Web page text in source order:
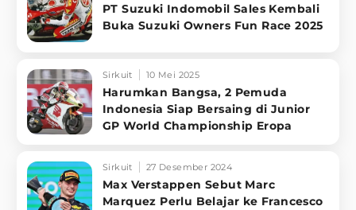
PT Suzuki Indomobil Sales Kembali
Buka Suzuki Owners Fun Race 2025
Sirkuit 10 Mei 2025
Harumkan Bangsa, 2 Pemuda
Indonesia Siap Bersaing di Junior
GP World Championship Eropa
Sirkuit 27 Desember 2024
Max Verstappen Sebut Marc
Marquez Perlu Belajar ke Francesco